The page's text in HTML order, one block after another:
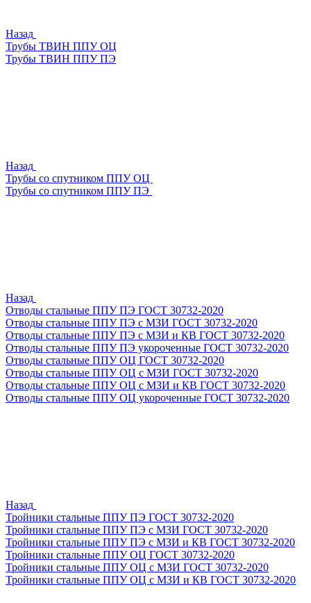
Назад
Трубы ТВИН ППУ ОЦ
Трубы ТВИН ППУ ПЭ
Назад
Трубы со спутником ППУ ОЦ
Трубы со спутником ППУ ПЭ
Назад
Отводы стальные ППУ ПЭ ГОСТ 30732-2020
Отводы стальные ППУ ПЭ с МЗИ ГОСТ 30732-2020
Отводы стальные ППУ ПЭ с МЗИ и КВ ГОСТ 30732-2020
Отводы стальные ППУ ПЭ укороченные ГОСТ 30732-2020
Отводы стальные ППУ ОЦ ГОСТ 30732-2020
Отводы стальные ППУ ОЦ с МЗИ ГОСТ 30732-2020
Отводы стальные ППУ ОЦ с МЗИ и КВ ГОСТ 30732-2020
Отводы стальные ППУ ОЦ укороченные ГОСТ 30732-2020
Назад
Тройники стальные ППУ ПЭ ГОСТ 30732-2020
Тройники стальные ППУ ПЭ с МЗИ ГОСТ 30732-2020
Тройники стальные ППУ ПЭ с МЗИ и КВ ГОСТ 30732-2020
Тройники стальные ППУ ОЦ ГОСТ 30732-2020
Тройники стальные ППУ ОЦ с МЗИ ГОСТ 30732-2020
Тройники стальные ППУ ОЦ с МЗИ и КВ ГОСТ 30732-2020